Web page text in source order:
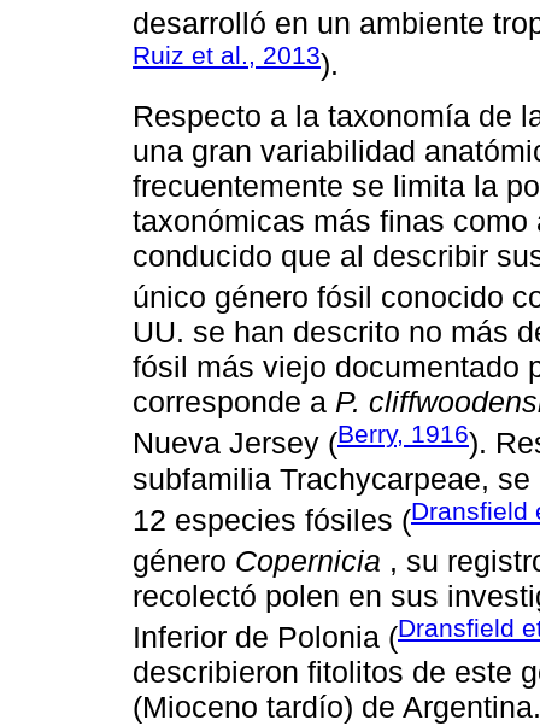
desarrolló en un ambiente
Ruiz et al., 2013).
Respecto a la taxonomía de
una gran variabilidad
frecuentemente se limita la
taxonómicas más finas
conducido que al describir
único género fósil conocido
UU. se han descrito no más
fósil más viejo documentado
corresponde a P.
Nueva Jersey (Berry, 1916).
subfamilia Trachycarpeae,
12 especies fósiles (Dransfield
género Copernicia , su
recolectó polen en sus
Inferior de Polonia (Dransfield
describieron fitolitos de este
(Mioceno tardío) de Argentina.